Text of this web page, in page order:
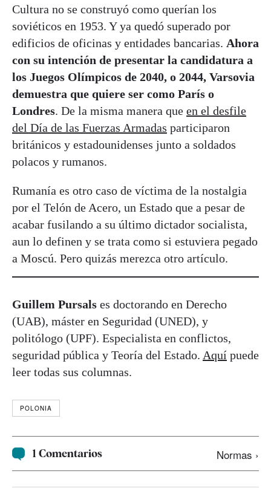
Cultura no se construyó como querían los
soviéticos en 1953. Y ya quedó superado por
edificios de oficinas y entidades bancarias. Ahora
con su intención de presentar la candidatura a
los Juegos Olímpicos de 2040, o 2044, Varsovia
demuestra que quiere ser como París o
Londres. De la misma manera que en el desfile
del Día de las Fuerzas Armadas participaron
británicos y estadounidenses junto a soldados
polacos y rumanos.
Rumanía es otro caso de víctima de la nostalgia
por el Telón de Acero, un Estado que a pesar de
acabar fusilando a su último dictador socialista,
aun lo definen y se trata como si estuviera pegado
a Moscú. Pero quizás merezca otro artículo.
Guillem Pursals es doctorando en Derecho
(UAB), máster en Seguridad (UNED), y
politólogo (UPF). Especialista en conflictos,
seguridad pública y Teoría del Estado. Aquí puede
leer todas sus columnas.
POLONIA
1 Comentarios Normas ›